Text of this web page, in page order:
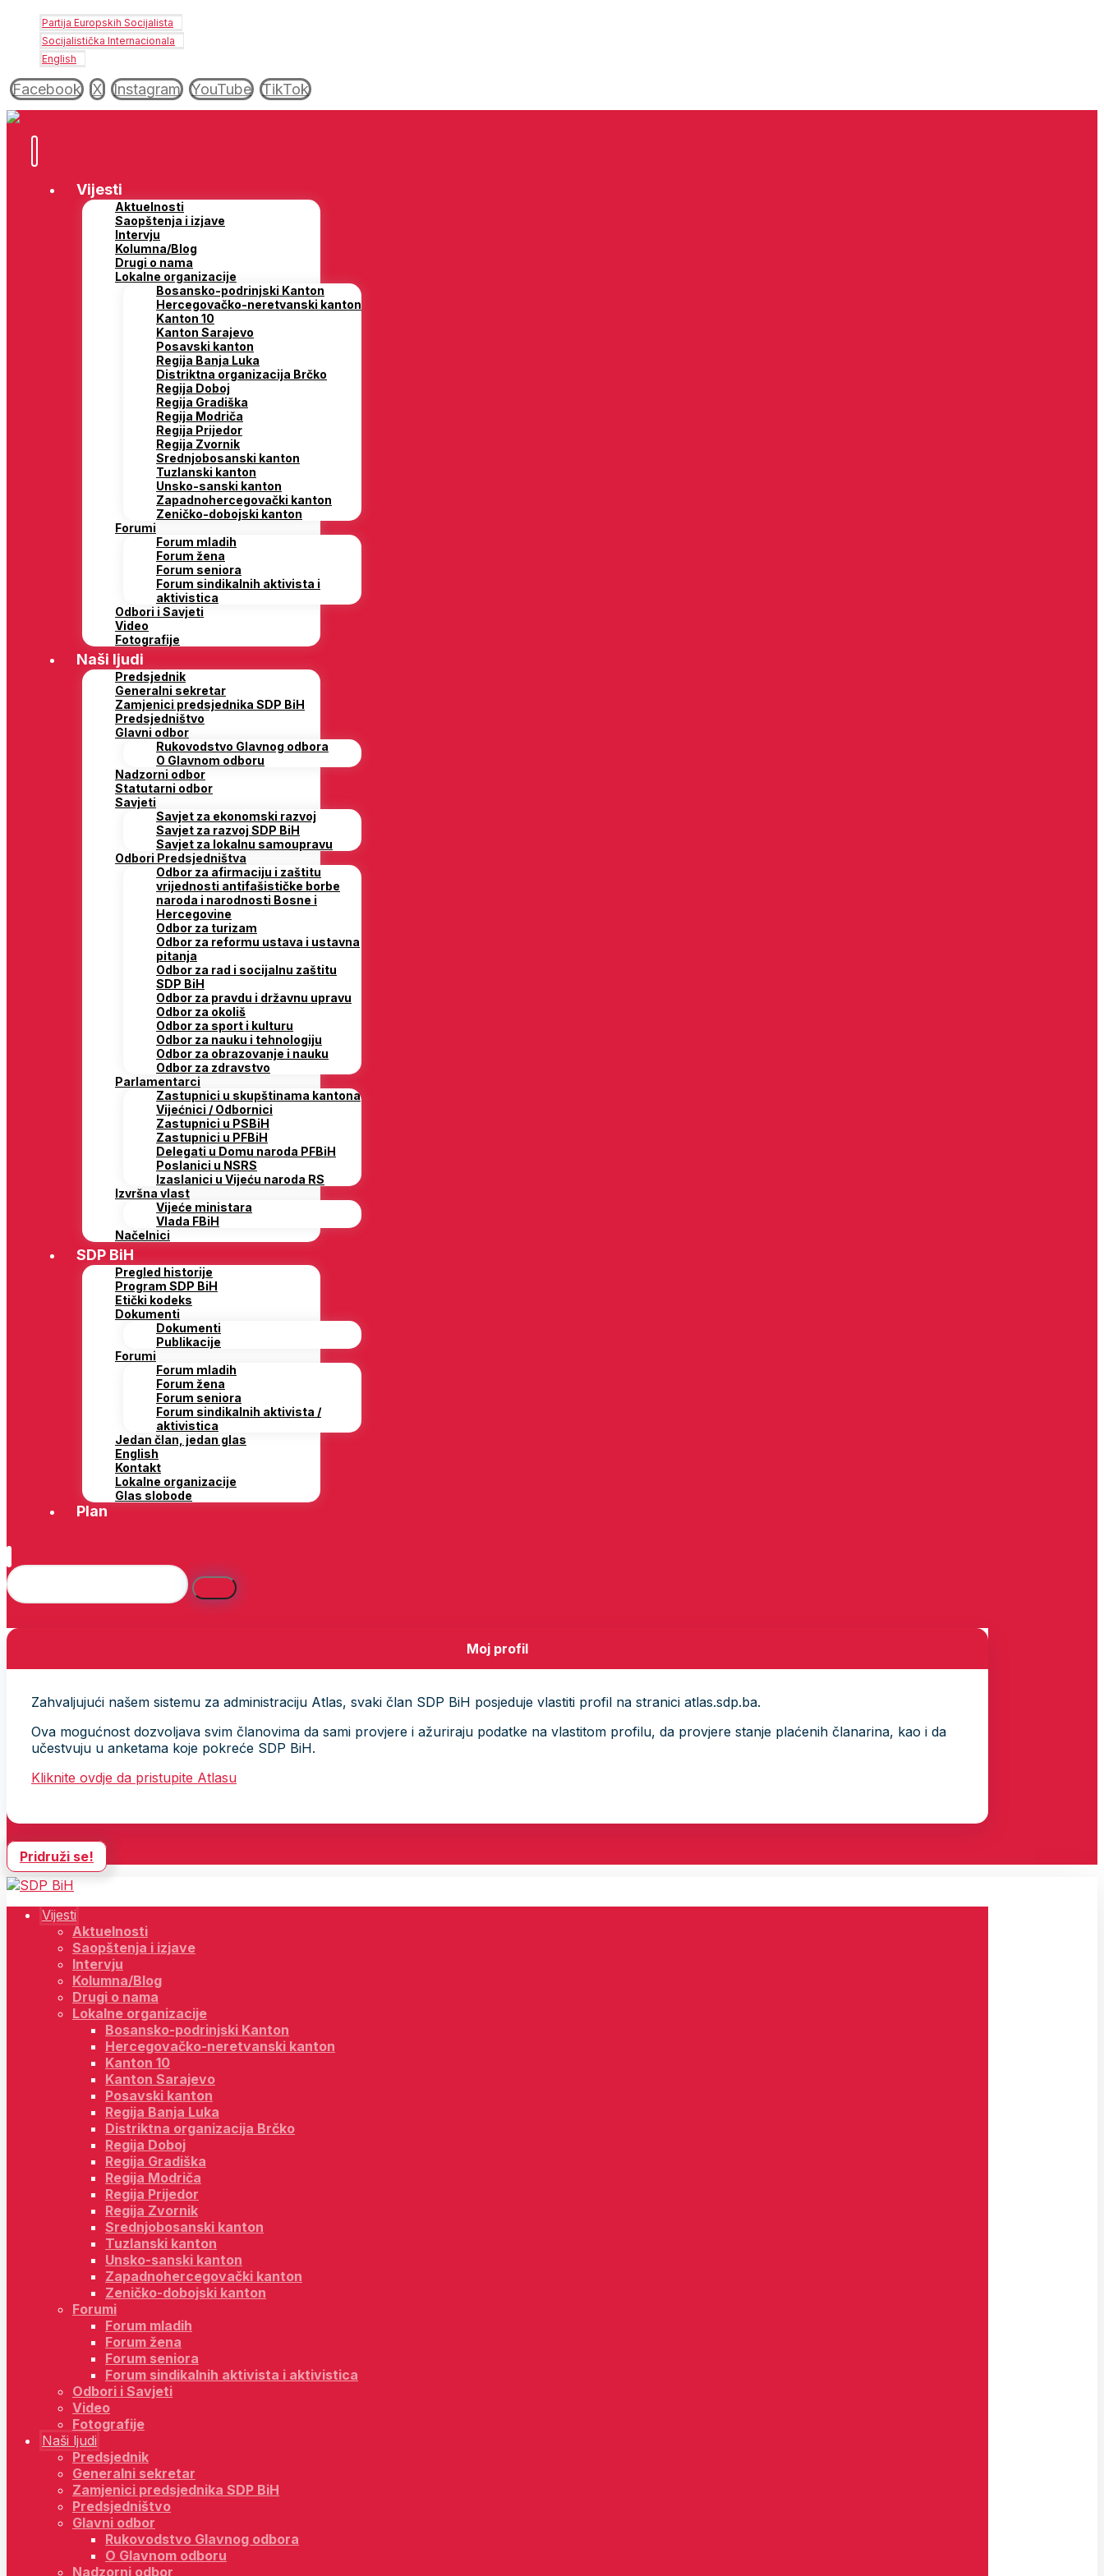
Partija Europskih Socijalista
Socijalistička Internacionala
English
Facebook X Instagram YouTube TikTok
Vijesti
Aktuelnosti
Saopštenja i izjave
Intervju
Kolumna/Blog
Drugi o nama
Lokalne organizacije
Bosansko-podrinjski Kanton
Hercegovačko-neretvanski kanton
Kanton 10
Kanton Sarajevo
Posavski kanton
Regija Banja Luka
Distriktna organizacija Brčko
Regija Doboj
Regija Gradiška
Regija Modriča
Regija Prijedor
Regija Zvornik
Srednjobosanski kanton
Tuzlanski kanton
Unsko-sanski kanton
Zapadnohercegovački kanton
Zeničko-dobojski kanton
Forumi
Forum mladih
Forum žena
Forum seniora
Forum sindikalnih aktivista i
aktivistica
Odbori i Savjeti
Video
Fotografije
Naši ljudi
Predsjednik
Generalni sekretar
Zamjenici predsjednika SDP BiH
Predsjedništvo
Glavni odbor
Rukovodstvo Glavnog odbora
O Glavnom odboru
Nadzorni odbor
Statutarni odbor
Savjeti
Savjet za ekonomski razvoj
Savjet za razvoj SDP BiH
Savjet za lokalnu samoupravu
Odbori Predsjedništva
Odbor za afirmaciju i zaštitu
vrijednosti antifašističke borbe
naroda i narodnosti Bosne i
Hercegovine
Odbor za turizam
Odbor za reformu ustava i ustavna
pitanja
Odbor za rad i socijalnu zaštitu
SDP BiH
Odbor za pravdu i državnu upravu
Odbor za okoliš
Odbor za sport i kulturu
Odbor za nauku i tehnologiju
Odbor za obrazovanje i nauku
Odbor za zdravstvo
Parlamentarci
Zastupnici u skupštinama kantona
Vijećnici / Odbornici
Zastupnici u PSBiH
Zastupnici u PFBiH
Delegati u Domu naroda PFBiH
Poslanici u NSRS
Izaslanici u Vijeću naroda RS
Izvršna vlast
Vijeće ministara
Vlada FBiH
Načelnici
SDP BiH
Pregled historije
Program SDP BiH
Etički kodeks
Dokumenti
Dokumenti
Publikacije
Forumi
Forum mladih
Forum žena
Forum seniora
Forum sindikalnih aktivista /
aktivistica
Jedan član, jedan glas
English
Kontakt
Lokalne organizacije
Glas slobode
Plan
Moj profil
Zahvaljujući našem sistemu za administraciju Atlas, svaki član SDP BiH posjeduje vlastiti profil na stranici atlas.sdp.ba.
Ova mogućnost dozvoljava svim članovima da sami provjere i ažuriraju podatke na vlastitom profilu, da provjere stanje plaćenih članarina, kao i da
učestvuju u anketama koje pokreće SDP BiH.
Kliknite ovdje da pristupite Atlasu
Pridruži se!
Vijesti
Aktuelnosti
Saopštenja i izjave
Intervju
Kolumna/Blog
Drugi o nama
Lokalne organizacije
Bosansko-podrinjski Kanton
Hercegovačko-neretvanski kanton
Kanton 10
Kanton Sarajevo
Posavski kanton
Regija Banja Luka
Distriktna organizacija Brčko
Regija Doboj
Regija Gradiška
Regija Modriča
Regija Prijedor
Regija Zvornik
Srednjobosanski kanton
Tuzlanski kanton
Unsko-sanski kanton
Zapadnohercegovački kanton
Zeničko-dobojski kanton
Forumi
Forum mladih
Forum žena
Forum seniora
Forum sindikalnih aktivista i aktivistica
Odbori i Savjeti
Video
Fotografije
Naši ljudi
Predsjednik
Generalni sekretar
Zamjenici predsjednika SDP BiH
Predsjedništvo
Glavni odbor
Rukovodstvo Glavnog odbora
O Glavnom odboru
Nadzorni odbor